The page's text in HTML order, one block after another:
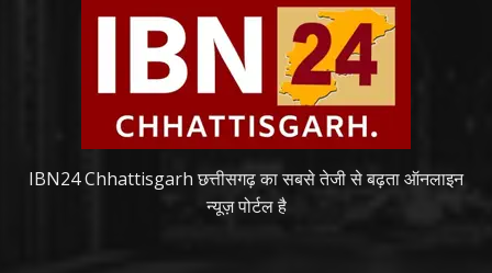
IBN24 Chhattisgarh छत्तीसगढ़ का सबसे तेजी से बढ़ता ऑनलाइन
न्यूज़ पोर्टल है